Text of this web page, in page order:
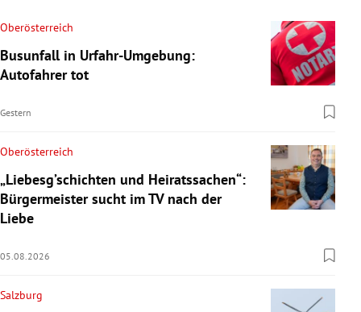
Oberösterreich
Busunfall in Urfahr-Umgebung:
Autofahrer tot
Gestern
Oberösterreich
„Liebesg’schichten und Heiratssachen“:
Bürgermeister sucht im TV nach der
Liebe
05.08.2026
Salzburg